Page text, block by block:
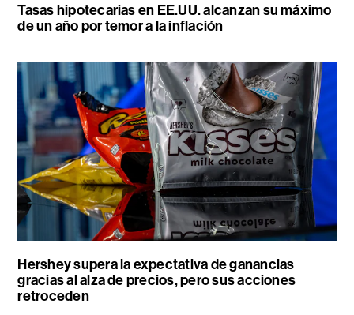
Tasas hipotecarias en EE.UU. alcanzan su máximo
de un año por temor a la inflación
Hershey supera la expectativa de ganancias
gracias al alza de precios, pero sus acciones
retroceden